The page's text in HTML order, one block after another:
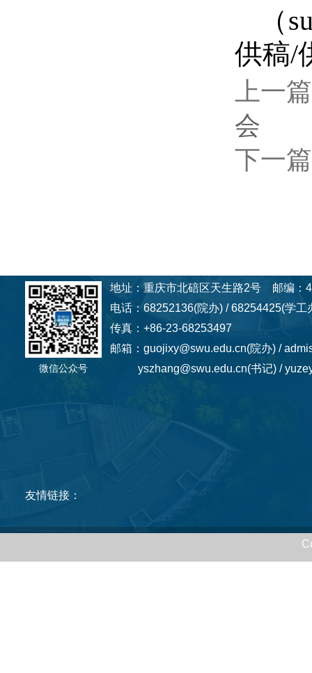
（
供稿/
上一
会
下一
微信公众号
地址：重庆市北碚区天生路2号 邮编：
电话：68252136(院办) / 68254425(学
传真：+86-23-68253497
邮箱：guojixy@swu.edu.cn(院办) /
yszhang@swu.edu.cn(书记) /
友情链接：